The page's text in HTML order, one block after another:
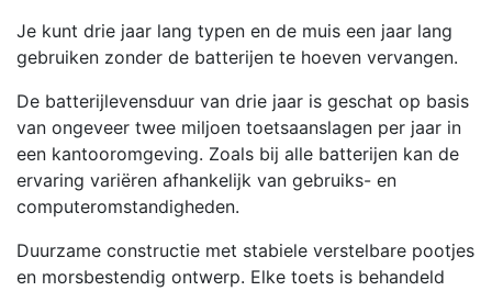
Je kunt drie jaar lang typen en de muis een jaar lang
gebruiken zonder de batterijen te hoeven vervangen.
De batterijlevensduur van drie jaar is geschat op basis
van ongeveer twee miljoen toetsaanslagen per jaar in
een kantooromgeving. Zoals bij alle batterijen kan de
ervaring variëren afhankelijk van gebruiks- en
computeromstandigheden.
Duurzame constructie met stabiele verstelbare pootjes
en morsbestendig ontwerp. Elke toets is behandeld